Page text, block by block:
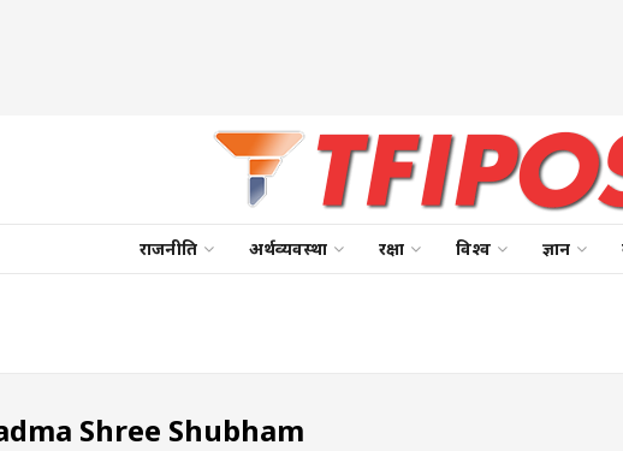
राजनीति अर्थव्यवस्था रक्षा विश्व ज्ञान
Shree Shubham